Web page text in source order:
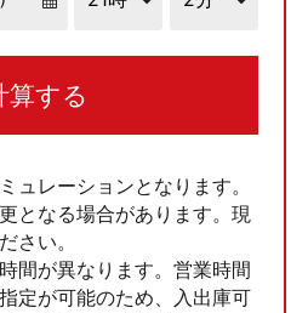
算する
ュレーションとなります。
となる場合があります。現
さい。
間が異なります。営業時間
定が可能のため、入出庫可